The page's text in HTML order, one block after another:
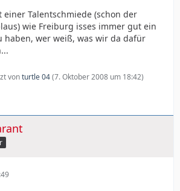
Talentschmiede (schon der
wie Freiburg isses immer gut ein
haben, wer weiß, was wir da dafür
vonturtle 04(7. Oktober 2008 um 18:42)